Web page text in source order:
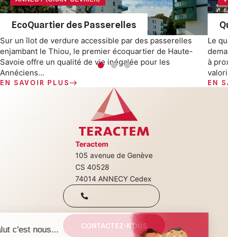
EcoQuartier des Passerelles
Sur un îlot de verdure accessible par des passerelles
enjambant le Thiou, le premier écoquartier de Haute-
Savoie offre un qualité de vie inégalée pour les
Annéciens...
EN SAVOIR PLUS
Le
à
EN
Teractem
105 avenue de Genève
CS 40528
74014 ANNECY Cedex
+33(0)4 50 08